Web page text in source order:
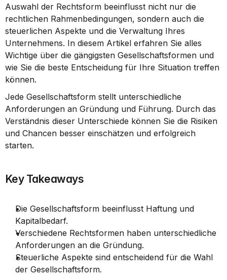
Auswahl der Rechtsform beeinflusst nicht nur die
rechtlichen Rahmenbedingungen, sondern auch die
steuerlichen Aspekte und die Verwaltung Ihres
Unternehmens. In diesem Artikel erfahren Sie alles
Wichtige über die gängigsten Gesellschaftsformen und
wie Sie die beste Entscheidung für Ihre Situation treffen
können.
Jede Gesellschaftsform stellt unterschiedliche
Anforderungen an Gründung und Führung. Durch das
Verständnis dieser Unterschiede können Sie die Risiken
und Chancen besser einschätzen und erfolgreich
starten.
Key Takeaways
Die Gesellschaftsform beeinflusst Haftung und
Kapitalbedarf.
Verschiedene Rechtsformen haben unterschiedliche
Anforderungen an die Gründung.
Steuerliche Aspekte sind entscheidend für die Wahl
der Gesellschaftsform.